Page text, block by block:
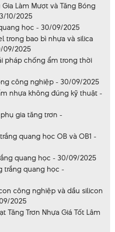
Gia Làm Mượt và Tăng Bóng
10/2025
học - 30/09/2025
trong bao bì nhựa và silica
09/2025
pháp chống ẩm trong thời
công nghiệp - 30/09/2025
nhựa không đúng kỹ thuật -
gia tăng trơn -
quang học OB và OB1 -
quang học - 30/09/2025
trắng quang học -
công nghiệp và dầu silicon
2025
Tăng Trơn Nhựa Giá Tốt Lâm